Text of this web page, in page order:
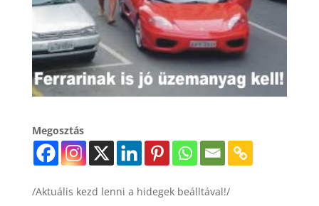
Megosztás
/Aktuális kezd lenni a hidegek beálltával!/